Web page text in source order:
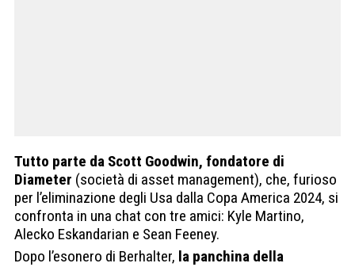
Tutto parte da Scott Goodwin, fondatore di
Diameter (società di asset management), che, furioso
per l’eliminazione degli Usa dalla Copa America 2024, si
confronta in una chat con tre amici: Kyle Martino,
Alecko Eskandarian e Sean Feeney.
Dopo l’esonero di Berhalter, la panchina della